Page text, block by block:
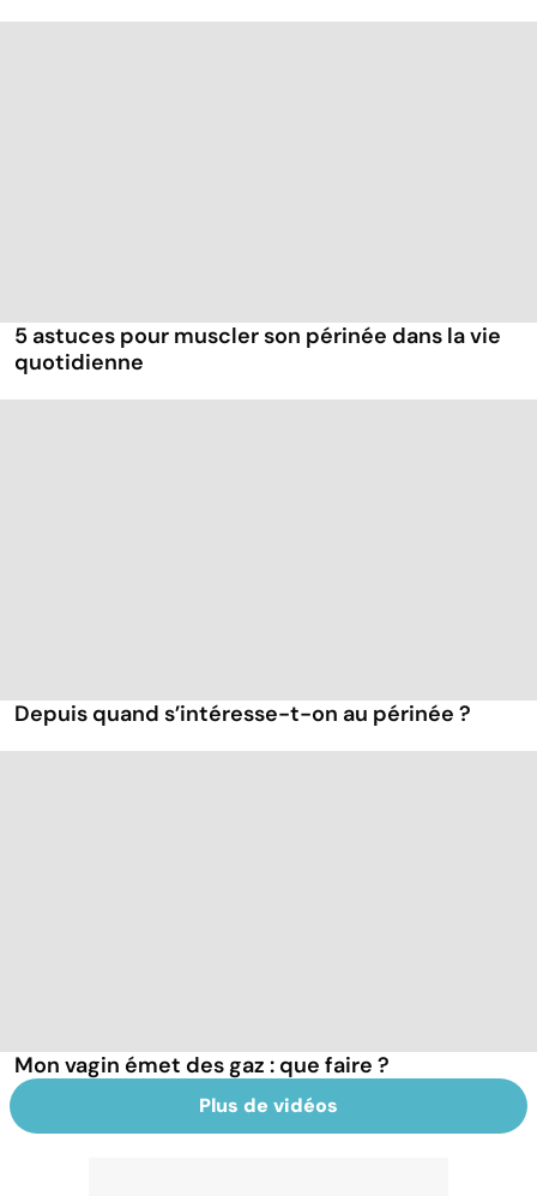
5 astuces pour muscler son périnée dans la vie
quotidienne
Depuis quand s’intéresse-t-on au périnée ?
Mon vagin émet des gaz : que faire ?
Plus de vidéos